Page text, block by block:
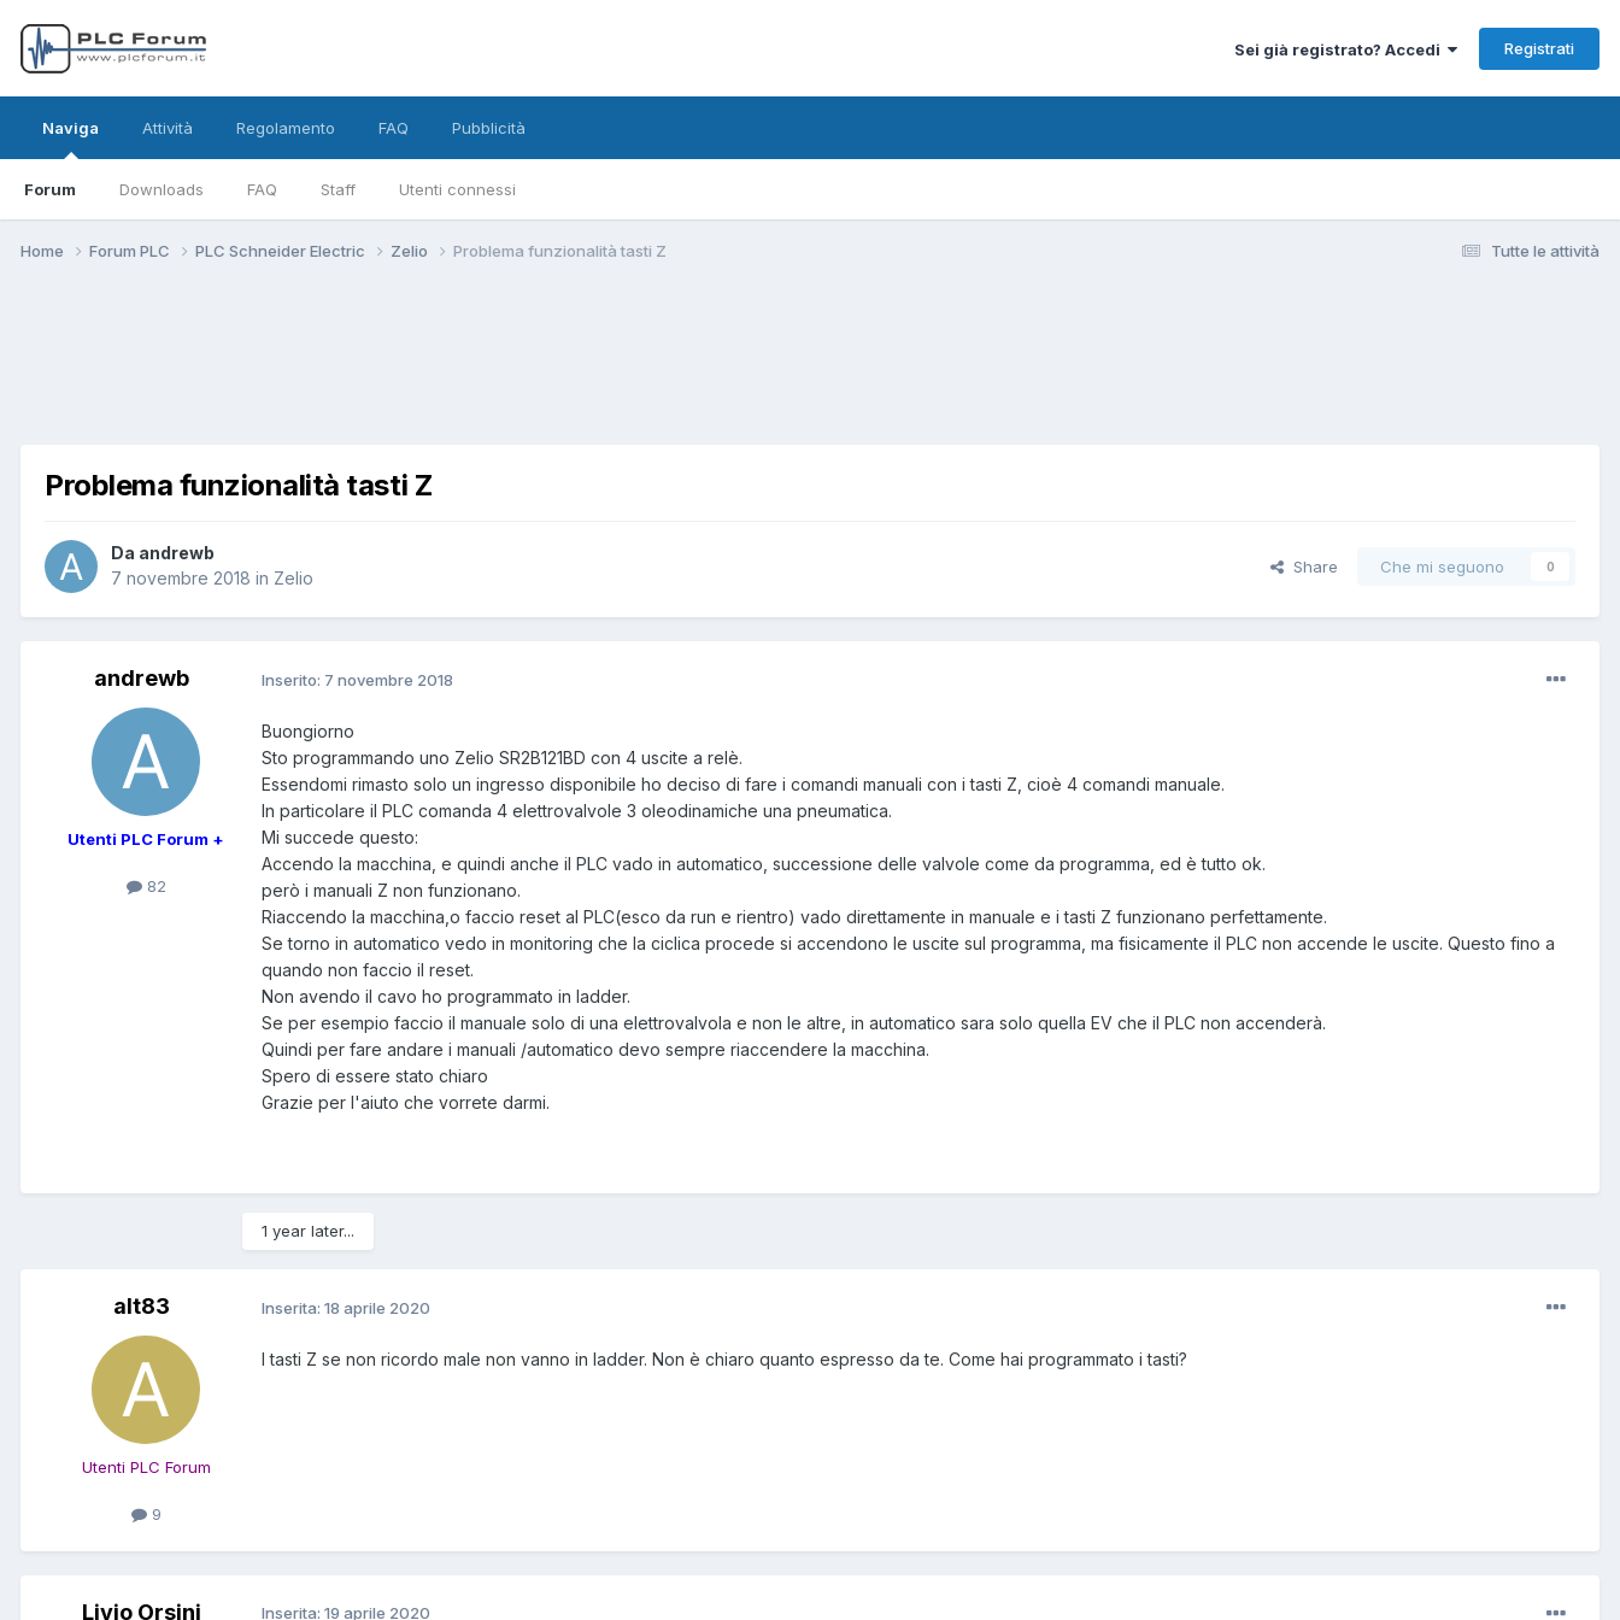
Sei già registrato? Accedi Registrati
Naviga
Forum Downloads FAQ Staff Utenti connessi
Attività Regolamento FAQ Pubblicità
Tutte le attività
Home Forum PLC PLC Schneider Electric Zelio Problema funzionalità tasti Z
Problema funzionalità tasti Z
Da andrewb
7 novembre 2018 in Zelio
Share Che mi seguono 0
andrewb
Utenti PLC Forum +
82
Inserito: 7 novembre 2018
Buongiorno
Sto programmando uno Zelio SR2B121BD con 4 uscite a relè.
Essendomi rimasto solo un ingresso disponibile ho deciso di fare i comandi manuali con i tasti Z, cioè 4 comandi manuale.
In particolare il PLC comanda 4 elettrovalvole 3 oleodinamiche una pneumatica.
Mi succede questo:
Accendo la macchina, e quindi anche il PLC vado in automatico, successione delle valvole come da programma, ed è tutto ok.
però i manuali Z non funzionano.
Riaccendo la macchina,o faccio reset al PLC(esco da run e rientro) vado direttamente in manuale e i tasti Z funzionano perfettamente.
Se torno in automatico vedo in monitoring che la ciclica procede si accendono le uscite sul programma, ma fisicamente il PLC non accende le uscite. Questo fino a
quando non faccio il reset.
Non avendo il cavo ho programmato in ladder.
Se per esempio faccio il manuale solo di una elettrovalvola e non le altre, in automatico sara solo quella EV che il PLC non accenderà.
Quindi per fare andare i manuali /automatico devo sempre riaccendere la macchina.
Spero di essere stato chiaro
Grazie per l'aiuto che vorrete darmi.
1 year later...
alt83
Utenti PLC Forum
9
Inserita: 18 aprile 2020
I tasti Z se non ricordo male non vanno in ladder. Non è chiaro quanto espresso da te. Come hai programmato i tasti?
Livio Orsini Inserita: 19 aprile 2020